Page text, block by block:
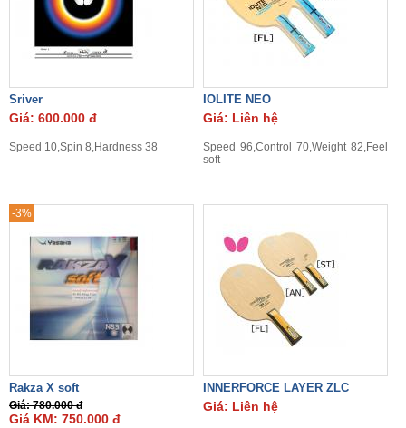
Sriver
Giá: 600.000 đ
Speed 10,Spin 8,Hardness 38
IOLITE NEO
Giá: Liên hệ
Speed 96,Control 70,Weight 82,Feel
soft
-3%
Rakza X soft
Giá: 780.000 đ
Giá KM: 750.000 đ
INNERFORCE LAYER ZLC
Giá: Liên hệ